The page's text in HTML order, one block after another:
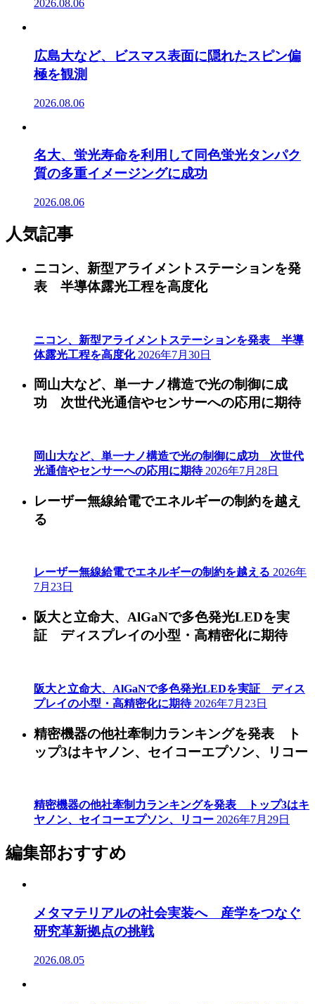
2026.08.06
広島大など、ビスマス表面に隠れたスピン偏
極を観測
2026.08.06
名大、蛍光寿命を利用して同色蛍光タンパク
質の多重イメージングに成功
2026.08.06
人気記事
ニコン、新型アライメントステーションを発
表 半導体露光工程を高度化
ニコン、新型アライメントステーションを発表 半導
体露光工程を高度化 2026年7月30日
岡山大など、単一ナノ構造で光の制御に成
功 次世代光通信やセンサーへの応用に期待
岡山大など、単一ナノ構造で光の制御に成功 次世代
光通信やセンサーへの応用に期待 2026年7月28日
レーザー無線給電でエネルギーの制約を越え
る
レーザー無線給電でエネルギーの制約を越える 2026年
7月23日
阪大と立命大、AlGaNで多色発光LEDを実
証 ディスプレイの小型・高精密化に期待
阪大と立命大、AlGaNで多色発光LEDを実証 ディス
プレイの小型・高精密化に期待 2026年7月23日
精密機器の他社牽制力ランキングを発表 ト
ップ3はキヤノン、セイコーエプソン、リコー
精密機器の他社牽制力ランキングを発表 トップ3はキ
ヤノン、セイコーエプソン、リコー 2026年7月29日
編集部おすすめ
メタマテリアルの社会実装へ 産学をつなぐ
研究革新拠点の挑戦
2026.08.05